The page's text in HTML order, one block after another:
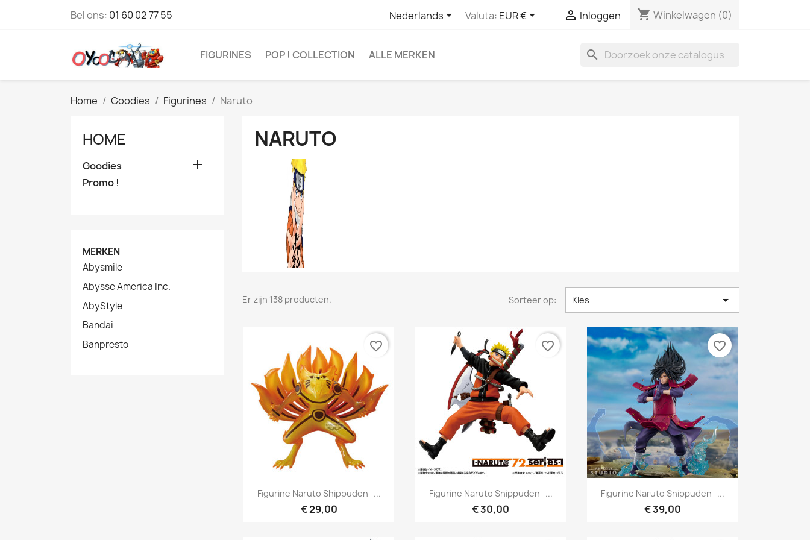
Bel ons: 01 60 02 77 55 Nederlands Valuta: EUR €  Inloggen shopping_cart Winkelwagen (0)
FIGURINES POP ! COLLECTION ALLE MERKEN search
Home Goodies Figurines Naruto
HOME
Goodies 
Promo !
MERKEN
Abysmile
Abysse America Inc.
AbyStyle
Bandai
Banpresto
NARUTO
Er zijn 138 producten. Sorteer op: Kies 
Snel bekijken
Figurine Naruto Shippuden -...
€ 29,00
favorite_border
Snel bekijken
Figurine Naruto Shippuden -...
€ 30,00
favorite_border
Snel bekijken
Figurine Naruto Shippuden -...
€ 39,00
favorite_border